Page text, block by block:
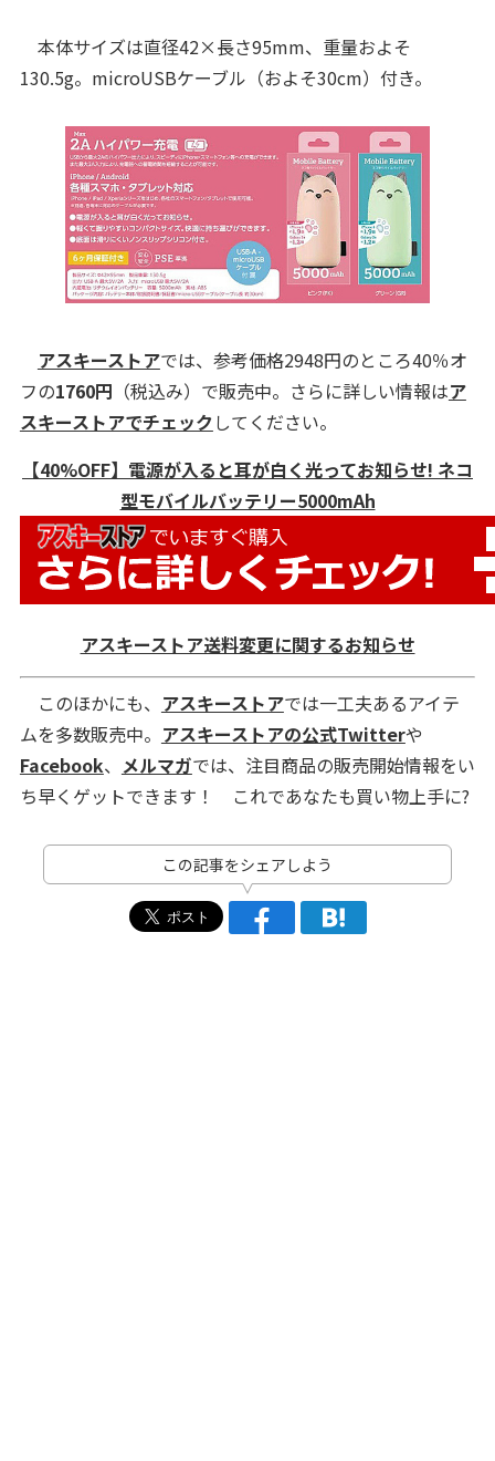
本体サイズは直径42×長さ95mm、重量およそ
130.5g。microUSBケーブル（およそ30cm）付き。
アスキーストアでは、参考価格2948円のところ40％オ
フの1760円 （税込み）で販売中。さらに詳しい情報はア
スキーストアでチェックしてください。
【40%OFF】電源が入ると耳が白く光ってお知らせ! ネコ
型モバイルバッテリー5000mAh
アスキーストア送料変更に関するお知らせ
このほかにも、 アスキーストアでは一工夫あるアイテ
ムを多数販売中。 アスキーストアの公式Twitterや
Facebook、 メルマガでは、注目商品の販売開始情報をい
ち早くゲットできます！ これであなたも買い物上手に?
この記事をシェアしよう